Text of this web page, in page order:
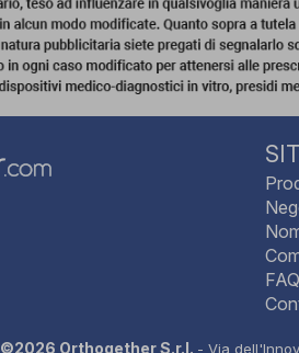
FAQ
©2026 Orthogether S.r.l. - Via